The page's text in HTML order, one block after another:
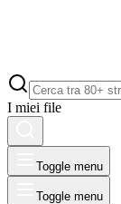
I miei file
Toggle menu
Toggle menu